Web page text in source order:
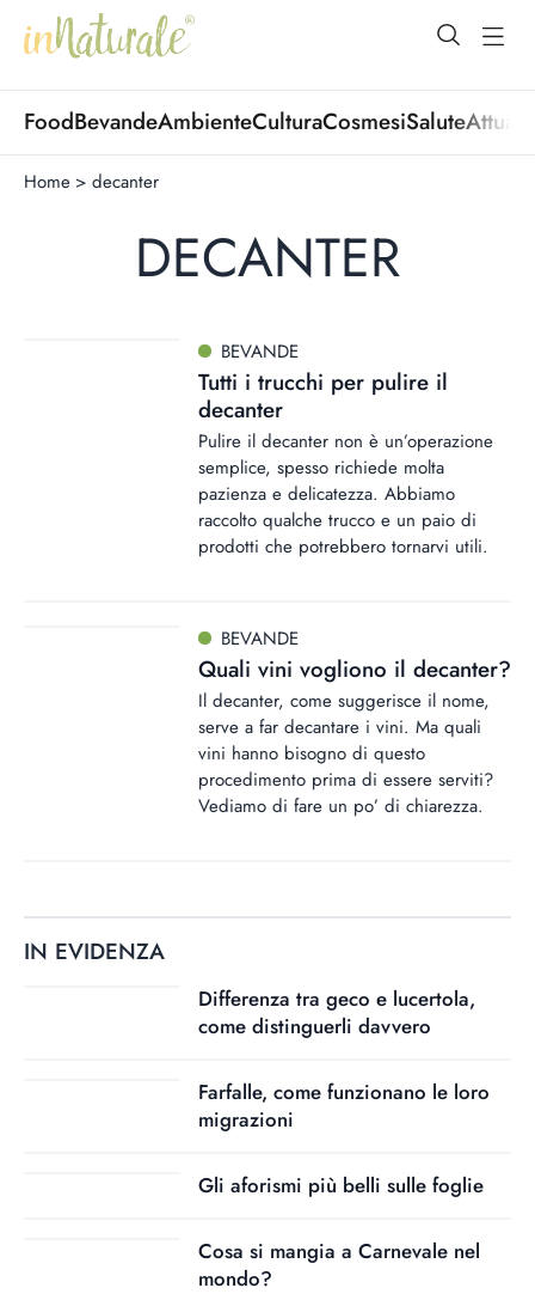
open
FoodBevandeAmbienteCulturaCosmesiSalute
Home > decanter
DECANTER
BEVANDE
Tutti i trucchi per pulire il
decanter
Pulire il decanter non è un’operazione
semplice, spesso richiede molta
pazienza e delicatezza. Abbiamo
raccolto qualche trucco e un paio di
prodotti che potrebbero tornarvi utili.
BEVANDE
Quali vini vogliono il decanter?
Il decanter, come suggerisce il nome,
serve a far decantare i vini. Ma quali
vini hanno bisogno di questo
procedimento prima di essere serviti?
Vediamo di fare un po’ di chiarezza.
IN EVIDENZA
Differenza tra geco e lucertola,
come distinguerli davvero
Farfalle, come funzionano le loro
migrazioni
Gli aforismi più belli sulle foglie
Cosa si mangia a Carnevale nel
mondo?